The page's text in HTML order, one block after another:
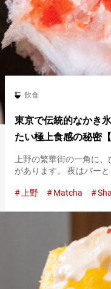
飲食
東京で伝統的なかき
たい極上食感の秘密
室本店】
上野の繁華街の一角に
があります。 夜はバー
れるのは、まるで口の中
上野 Matcha